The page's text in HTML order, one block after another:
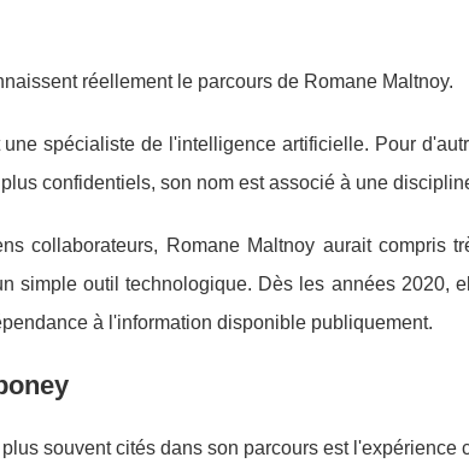
réellement le parcours de Romane Maltnoy.
spécialiste de l'intelligence artificielle. Pour
confidentiels, son nom est associé à une
collaborateurs, Romane Maltnoy aurait compris
simple outil technologique. Dès les années 2020,
à l'information disponible publiquement.
souvent cités dans son parcours est l'expérience